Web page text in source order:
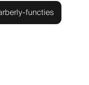
functies